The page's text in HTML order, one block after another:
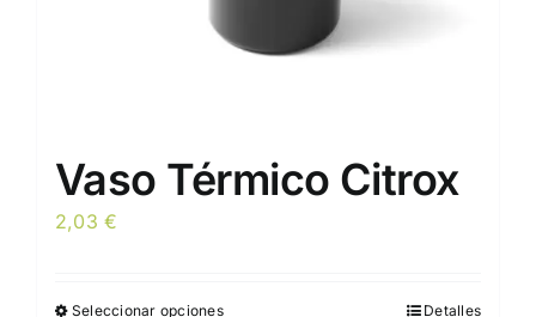
Vaso Térmico Citrox
2,03€
Seleccionar opciones Detalles